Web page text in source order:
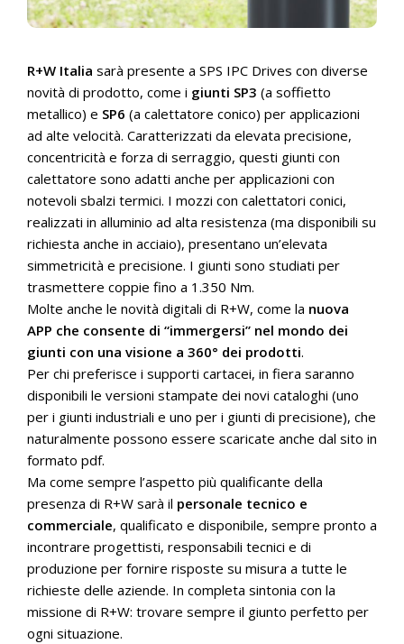
R+W Italia sarà presente a SPS IPC Drives con diverse
novità di prodotto, come i giunti SP3 (a soffietto
metallico) e SP6 (a calettatore conico) per applicazioni
ad alte velocità. Caratterizzati da elevata precisione,
concentricità e forza di serraggio, questi giunti con
calettatore sono adatti anche per applicazioni con
notevoli sbalzi termici. I mozzi con calettatori conici,
realizzati in alluminio ad alta resistenza (ma disponibili su
richiesta anche in acciaio), presentano un’elevata
simmetricità e precisione. I giunti sono studiati per
trasmettere coppie fino a 1.350 Nm.
Molte anche le novità digitali di R+W, come la nuova
APP che consente di “immergersi” nel mondo dei
giunti con una visione a 360° dei prodotti.
Per chi preferisce i supporti cartacei, in fiera saranno
disponibili le versioni stampate dei novi cataloghi (uno
per i giunti industriali e uno per i giunti di precisione), che
naturalmente possono essere scaricate anche dal sito in
formato pdf.
Ma come sempre l’aspetto più qualificante della
presenza di R+W sarà il personale tecnico e
commerciale, qualificato e disponibile, sempre pronto a
incontrare progettisti, responsabili tecnici e di
produzione per fornire risposte su misura a tutte le
richieste delle aziende. In completa sintonia con la
missione di R+W: trovare sempre il giunto perfetto per
ogni situazione.